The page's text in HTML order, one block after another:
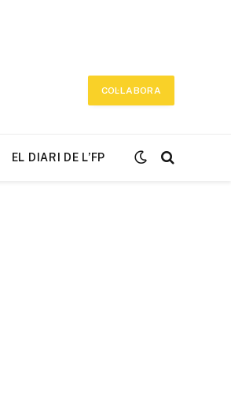
COL·LABORA
EL DIARI DE L’FP